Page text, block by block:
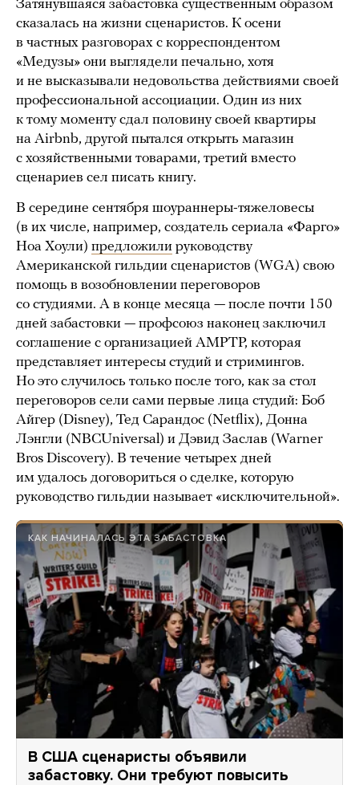
Затянувшаяся забастовка существенным образом
сказалась на жизни сценаристов. К осени
в частных разговорах с корреспондентом
«Медузы» они выглядели печально, хотя
и не высказывали недовольства действиями своей
профессиональной ассоциации. Один из них
к тому моменту сдал половину своей квартиры
на Airbnb, другой пытался открыть магазин
с хозяйственными товарами, третий вместо
сценариев сел писать книгу.
В середине сентября шоураннеры-тяжеловесы
(в их числе, например, создатель сериала «Фарго»
Ноа Хоули) предложили руководству
Американской гильдии сценаристов (WGA) свою
помощь в возобновлении переговоров
со студиями. А в конце месяца — после почти 150
дней забастовки — профсоюз наконец заключил
соглашение с организацией AMPTP, которая
представляет интересы студий и стримингов.
Но это случилось только после того, как за стол
переговоров сели сами первые лица студий: Боб
Айгер (Disney), Тед Сарандос (Netflix), Донна
Лэнгли (NBCUniversal) и Дэвид Заслав (Warner
Bros Discovery). В течение четырех дней
им удалось договориться о сделке, которую
руководство гильдии называет «исключительной».
КАК НАЧИНАЛАСЬ ЭТА ЗАБАСТОВКА
В США сценаристы объявили
забастовку. Они требуют повысить